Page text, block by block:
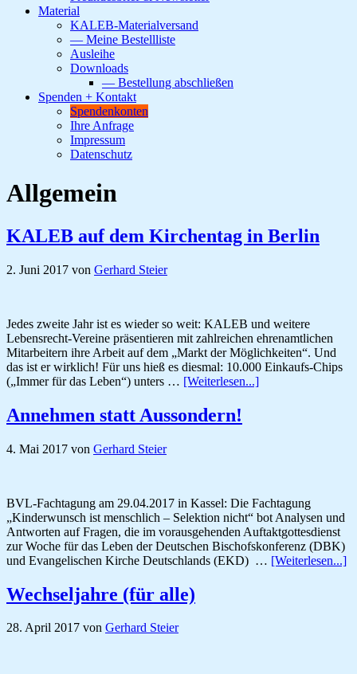
Material
KALEB-Materialversand
— Meine Bestellliste
Ausleihe
Downloads
— Bestellung abschließen
Spenden + Kontakt
Spendenkonten
Ihre Anfrage
Impressum
Datenschutz
Allgemein
KALEB auf dem Kirchentag in Berlin
2. Juni 2017 von Gerhard Steier
Jedes zweite Jahr ist es wieder so weit: KALEB und weitere
Lebensrecht-Vereine präsentieren mit zahlreichen ehrenamtlichen
Mitarbeitern ihre Arbeit auf dem „Markt der Möglichkeiten“. Und
das ist er wirklich! Für uns hieß es diesmal: 10.000 Einkaufs-Chips
(„Immer für das Leben“) unters … [Weiterlesen...]ÜberKALEB
Annehmen statt Aussondern!
4. Mai 2017 von Gerhard Steier
BVL-Fachtagung am 29.04.2017 in Kassel: Die Fachtagung
„Kinderwunsch ist menschlich – Selektion nicht“ bot Analysen und
Antworten auf Fragen, die im vorausgehenden Auftaktgottesdienst
zur Woche für das Leben der Deutschen Bischofskonferenz (DBK)
und Evangelischen Kirche Deutschlands (EKD) … [Weiterlesen...]
Wechseljahre (für alle)
28. April 2017 von Gerhard Steier